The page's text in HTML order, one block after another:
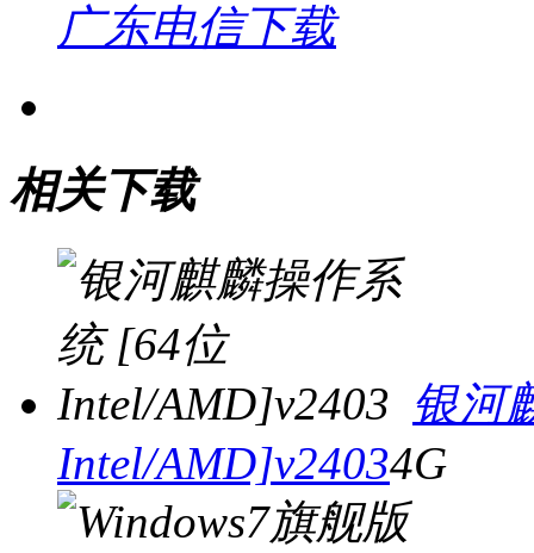
广东电信下载
相关下载
银河
Intel/AMD]v24034G